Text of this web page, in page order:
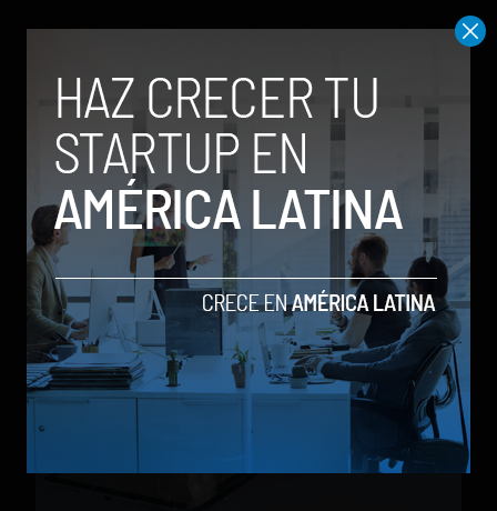
y periodista con énfasis en el cubrimiento
de temas tecnológicos. Experiencia en la
creación de contenidos para blogs y redes
sociales. Amante de los videojuegos.
Relacionados